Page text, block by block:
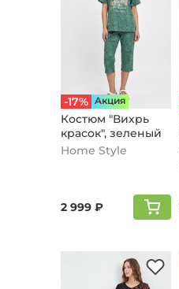
-17% Aкция
Костюм "Вихрь
красок", зеленый
Home Style
2 999 ₽